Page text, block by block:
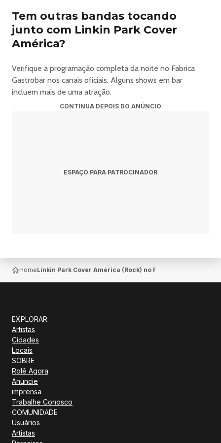
Tem outras bandas tocando
junto com Linkin Park Cover
América?
Verifique a programação completa da noite no Fabrica
Gastrobar nos canais oficiais. Alguns shows em bar
incluem mais de uma atração.
CONTINUA DEPOIS DO ANÚNCIO
ESPAÇO PARA PATROCINADOR
HomeLinkin Park Cover América (Rock) no Fabrica Gastrobar
EXPLORAR
Artistas
Cidades
Locais
SOBRE
Rolê Agora
Anuncie
imprensa
Trabalhe Conosco
COMUNIDADE
Usuários
Artistas